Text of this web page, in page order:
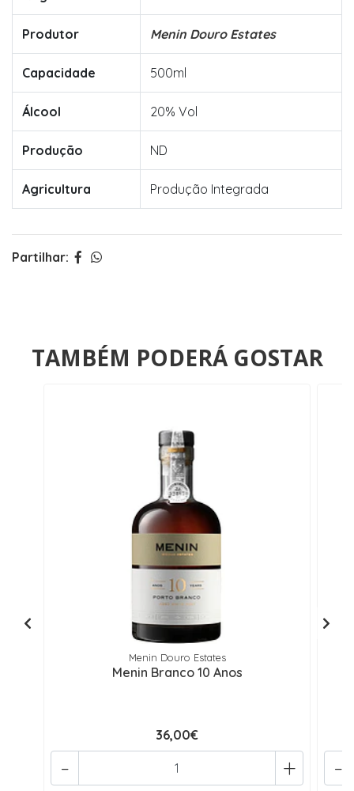
Produtor Menin Douro Estates
Capacidade 500ml
Álcool 20% Vol
Produção ND
Agricultura Produção Integrada
Partilhar:
TAMBÉM PODERÁ GOSTAR
Menin Douro Estates
Menin Branco 10 Anos
36,00€
+
- -